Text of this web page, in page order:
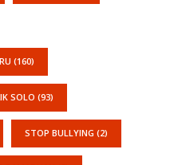
(160)
SOLO (93)
STOP BULLYING (2)